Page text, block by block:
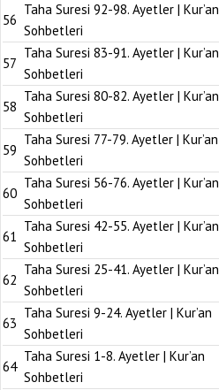
56
Taha Suresi 92-98. Ayetler | Kur’an
Sohbetleri
57
Taha Suresi 83-91. Ayetler | Kur’an
Sohbetleri
58
Taha Suresi 80-82. Ayetler | Kur’an
Sohbetleri
59
Taha Suresi 77-79. Ayetler | Kur’an
Sohbetleri
60
Taha Suresi 56-76. Ayetler | Kur’an
Sohbetleri
61
Taha Suresi 42-55. Ayetler | Kur’an
Sohbetleri
62
Taha Suresi 25-41. Ayetler | Kur’an
Sohbetleri
63
Taha Suresi 9-24. Ayetler | Kur’an
Sohbetleri
64
Taha Suresi 1-8. Ayetler | Kur’an
Sohbetleri